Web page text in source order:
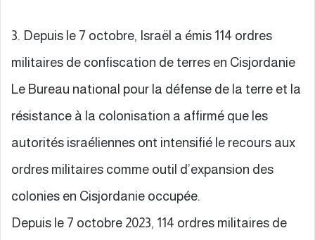
3. Depuis le 7 octobre, Israël a émis 114 ordres
militaires de confiscation de terres en Cisjordanie
Le Bureau national pour la défense de la terre et la
résistance à la colonisation a affirmé que les
autorités israéliennes ont intensifié le recours aux
ordres militaires comme outil d’expansion des
colonies en Cisjordanie occupée.
Depuis le 7 octobre 2023, 114 ordres militaires de